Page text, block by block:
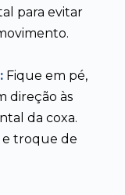
para evitar
Fique em pé,
direção às
da coxa.
e troque de